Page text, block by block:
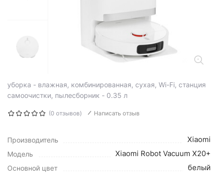
уборка - влажная, комбинированная, сухая, Wi-Fi, станция
самоочистки, пылесборник - 0.35 л
(0 отзывов) Написать отзыв
Производитель Xiaomi
Модель Xiaomi Robot Vacuum X20+
Основной цвет белый